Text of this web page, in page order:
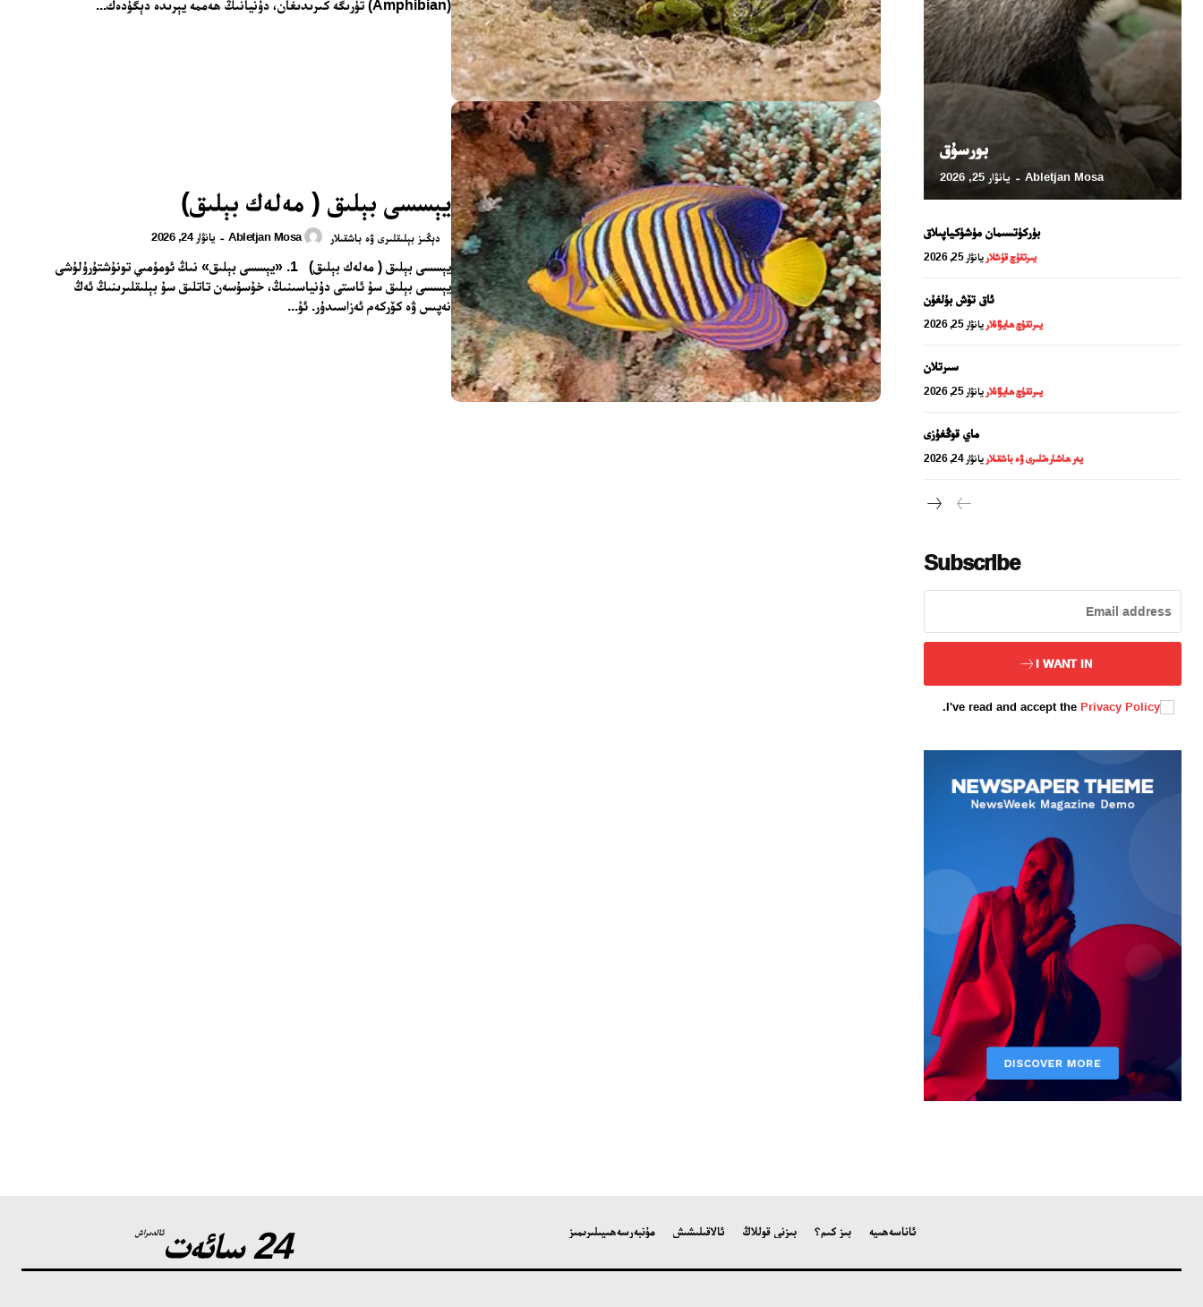
تور بېكىتىمىز
(Amphibian) تۈرىگە كىرىدىغان، دۇنيانىڭ ھەممە يېرىدە دېگۈدەك...
يېسسى بېلىق ( مەلەك بېلىق)
دېڭىز بېلىقلىرى ۋە باشقىلار Abletjan Mosa
- يانۋار 24, 2026
يېسسى بېلىق ( مەلەك بېلىق) 1. «يېسسى بېلىق» نىڭ ئومۇمىي تونۇشتۇرۇلۇشى
يېسسى بېلىق سۇ ئاستى دۇنياسىنىڭ، خۇسۇسەن تاتلىق سۇ بېلىقلىرىنىڭ ئەڭ
نەپىس ۋە كۆركەم ئەزاسىدۇر. ئۇ...
بورسۇق
Abletjan Mosa
- يانۋار 25, 2026
بۈركۈتسىمان مۈشۈكياپىلاق
يىرتقۇچ قۇشلار يانۋار 25, 2026
ئاق تۆش بۇلغۇن
يىرتقۇچ ھايۋانلار يانۋار 25, 2026
سىرتلان
يىرتقۇچ ھايۋانلار يانۋار 25, 2026
ماي قوڭغۇزى
يەر ھاشارەتلىرى ۋە باشقىلار يانۋار 24, 2026
Subscribe
I WANT IN
I've read and accept the Privacy Policy
.
24 سائەت ئالدىراش ئاناسەھىپە بىز كىم؟ بىزنى قوللاڭ ئالاقىلىشىش مۇنبەرسەھىپىلىرىمىز